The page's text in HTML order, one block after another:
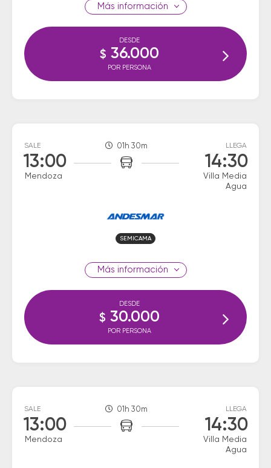
información
DESDE
$ 36.000
POR PERSONA
SALE
13:00
Mendoza
01h 30m LLEGA
14:30
Villa Media
Agua
SEMICAMA
información
DESDE
$ 30.000
POR PERSONA
SALE
13:00
Mendoza
01h 30m LLEGA
14:30
Villa Media
Agua